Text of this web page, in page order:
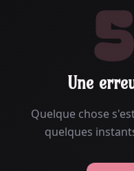
Une
Quelque chose
quelques